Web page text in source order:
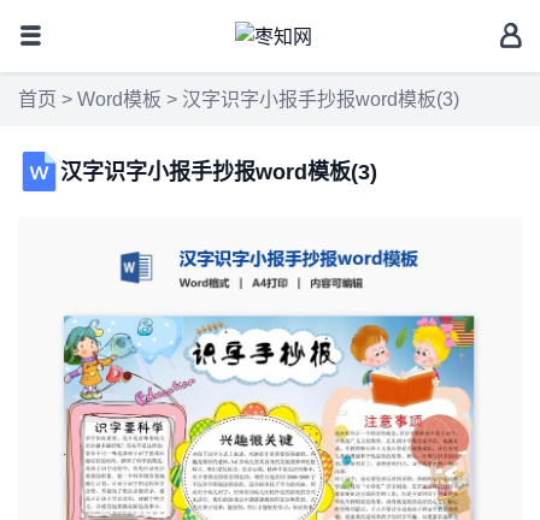
首页 > Word模板 > 汉字识字小报手抄报word模板(3)
汉字识字小报手抄报word模板(3)